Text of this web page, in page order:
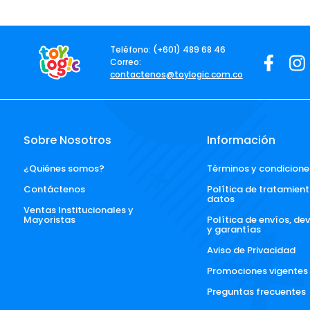
Teléfono: (+601) 489 68 46
Correo:
contactenos@toylogic.com.co
Sobre Nosotros
¿Quiénes somos?
Contáctenos
Ventas Institucionales y
Mayoristas
Información
Términos y
Política de
datos
Política de envíos,
y garantías
Aviso de Privacidad
Promociones vigentes
Preguntas frecuentes